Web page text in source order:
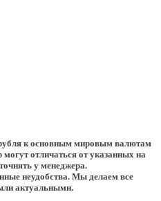
к основным мировым валютам
отличаться от указанных на
у менеджера.
неудобства. Мы делаем все
актуальными.